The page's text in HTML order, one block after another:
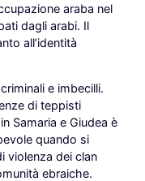
araba nel
dagli arabi. Il
all’identità
e imbecilli.
di teppisti
Samaria e Giudea è
quando si
violenza dei clan
ebraiche.